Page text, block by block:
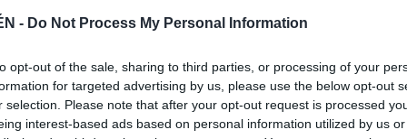
- Do Not Process My Personal Information
opt-out of the sale, sharing to third parties, or processing of your
for targeted advertising by us, please use the below opt-out
selection. Please note that after your opt-out request is processed
interest-based ads based on personal information utilized by us
en gran medida, gracias a esta escuela.
Guardia Civil”, por formar a sus agentes de base y
el Gobierno socialista de José Luis Rodríguez
público. Esta estrategia, que mantuvo Mariano
las promociones de nuevos alumnos rondaron el
ceremonia de graduación en el Patio de Armas del